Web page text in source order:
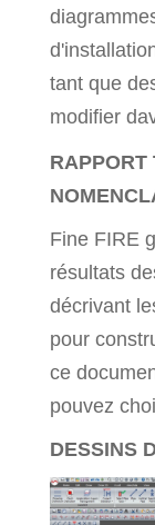
tant que
modifier
RAPPORT
Fine FIRE
résultats
décrivant
pour
ce
pouvez
DESSINS